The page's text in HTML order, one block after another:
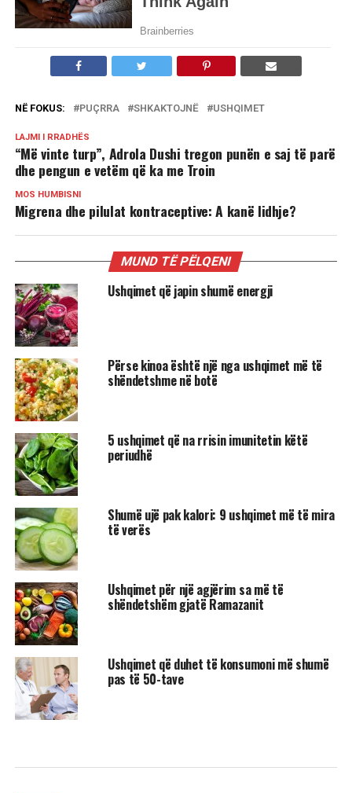
NË FOKUS: PUÇRRA SHKAKTOJNË USHQIMET
LAJMI I RRADHËS
“Më vinte turp”, Adrola Dushi tregon punën e saj të parë
dhe pengun e vetëm që ka me Troin
MOS HUMBISNI
Migrena dhe pilulat kontraceptive: A kanë lidhje?
MUND TË PËLQENI
Ushqimet që japin shumë energji
Përse kinoa është një nga ushqimet më të
shëndetshme në botë
5 ushqimet që na rrisin imunitetin këtë
periudhë
Shumë ujë pak kalori: 9 ushqimet më të mira
të verës
Ushqimet për një agjërim sa më të
shëndetshëm gjatë Ramazanit
Ushqimet që duhet të konsumoni më shumë
pas të 50-tave